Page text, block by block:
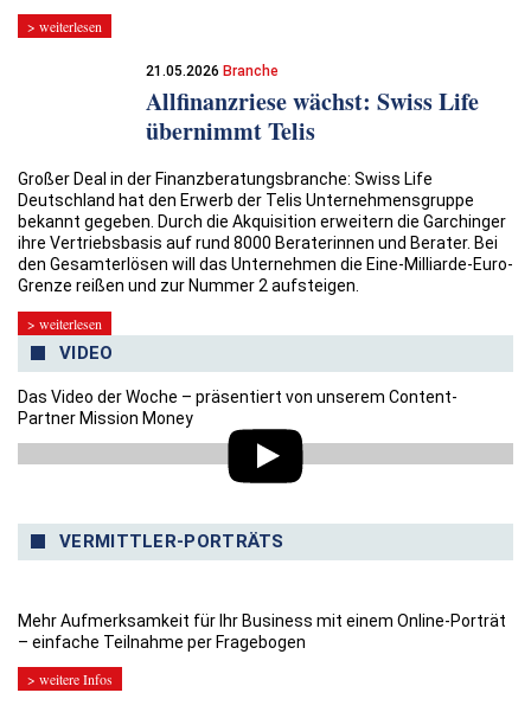
> weiterlesen
21.05.2026 Branche
Allfinanzriese wächst: Swiss Life
übernimmt Telis
Großer Deal in der Finanzberatungsbranche: Swiss Life
Deutschland hat den Erwerb der Telis Unternehmensgruppe
bekannt gegeben. Durch die Akquisition erweitern die Garchinger
ihre Vertriebsbasis auf rund 8000 Beraterinnen und Berater. Bei
den Gesamterlösen will das Unternehmen die Eine-Milliarde-Euro-
Grenze reißen und zur Nummer 2 aufsteigen.
> weiterlesen
VIDEO
Das Video der Woche – präsentiert von unserem Content-
Partner Mission Money
VERMITTLER-PORTRÄTS
Mehr Aufmerksamkeit für Ihr Business mit einem Online-Porträt
– einfache Teilnahme per Fragebogen
> weitere Infos